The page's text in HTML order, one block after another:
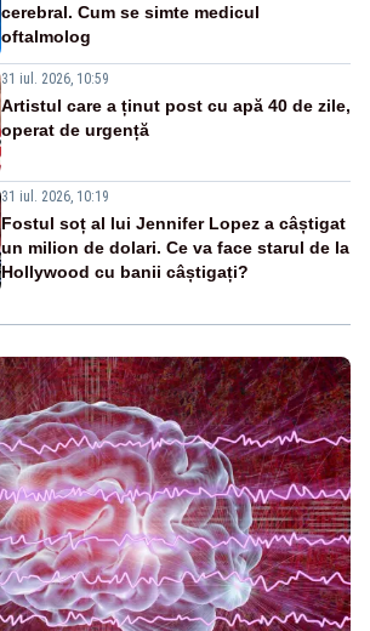
cerebral. Cum se simte medicul
oftalmolog
31 iul. 2026, 10:59
Artistul care a ținut post cu apă 40 de zile,
operat de urgență
31 iul. 2026, 10:19
Fostul soț al lui Jennifer Lopez a câștigat
un milion de dolari. Ce va face starul de la
Hollywood cu banii câștigați?